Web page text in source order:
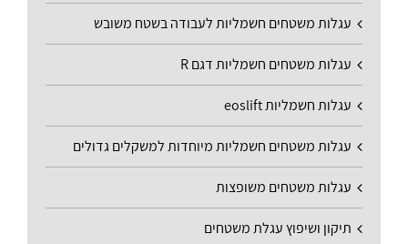
עגלות משטחים חשמליות לעבודה בשטח משובש
עגלות משטחים חשמליות דגם R
עגלות חשמליות eoslift
עגלות משטחים חשמליות מיוחדות למשקלים גדולים
עגלות משטחים משופצות
תיקון ושיפוץ עגלת משטחים